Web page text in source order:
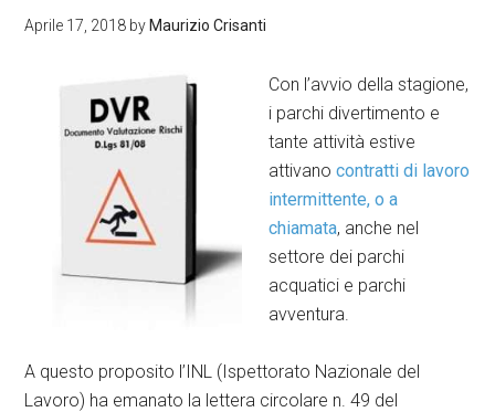
Aprile 17, 2018 by Maurizio Crisanti
Con l’avvio della stagione,
i parchi divertimento e
tante attività estive
attivanocontratti di lavoro
intermittente, o a
chiamata, anche nel
settore dei parchi
acquatici e parchi
avventura.
A questo proposito l’INL (Ispettorato Nazionale del
Lavoro) ha emanato la lettera circolare n. 49 del